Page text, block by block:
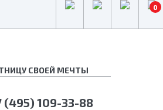
0
(495) 109-33-88